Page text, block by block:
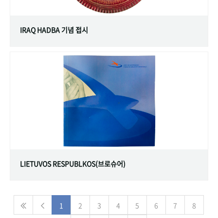
IRAQ HADBA 기념 접시
LIETUVOS RESPUBLKOS(브로슈어)
1 2 3 4 5 6 7 8